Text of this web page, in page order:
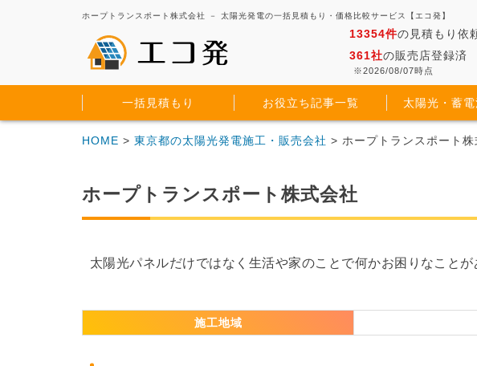
ホープトランスポート株式会社 － 太陽光発電の一括見積もり・価格比較サービス【エコ発】
13354件の見積もり依
361社の販売店登録済
※2026/08/07時点
一括見積もり お役立ち記事一覧 太陽光・蓄
HOME > 東京都の太陽光発電施工・販売会社 > ホープトランスポート株
ホープトランスポート株式会社
太陽光パネルだけではなく生活や家のことで何かお困りなこと
施工地域